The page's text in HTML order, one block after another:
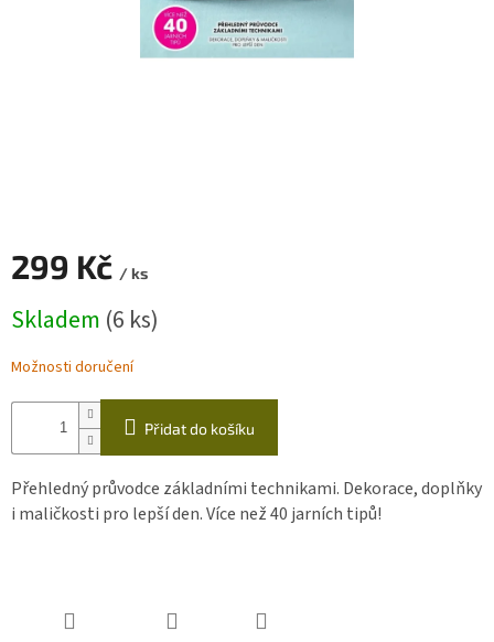
Provizní
systém
Měna
Přihlášení
299 Kč / ks
cena:
Skladem (6 ks)
Možnosti doručení
Přidat do košíku
Přehledný průvodce základními technikami. Dekorace, doplňky
i maličkosti pro lepší den. Více než 40 jarních tipů!